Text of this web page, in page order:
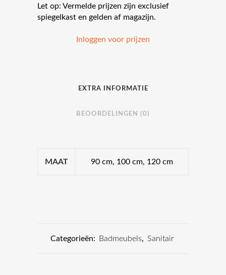
Let op: Vermelde prijzen zijn exclusief
spiegelkast en gelden af magazijn.
Inloggen voor prijzen
EXTRA INFORMATIE
BEOORDELINGEN (0)
MAAT 90 cm, 100 cm, 120 cm
Categorieën: Badmeubels, Sanitair